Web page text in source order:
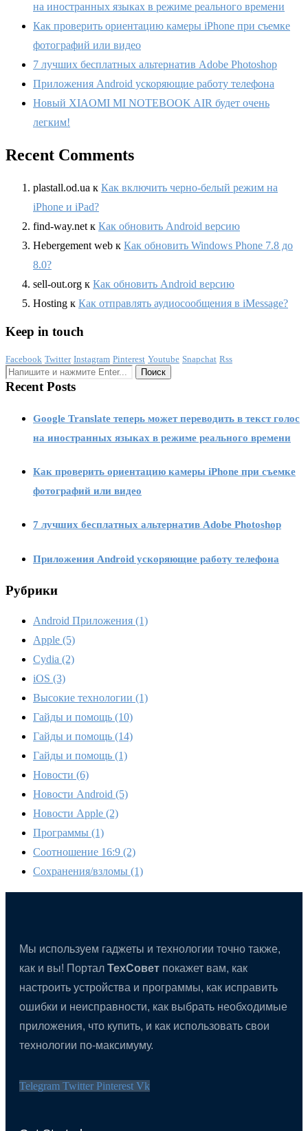
на иностранных языках в режиме реального времени
Как проверить ориентацию камеры iPhone при съемке
фотографий или видео
7 лучших бесплатных альтернатив Adobe Photoshop
Приложения Android ускоряющие работу телефона
Новый XIAOMI MI NOTEBOOK AIR будет очень
легким!
Recent Comments
plastall.od.ua к Как включить черно-белый режим на
iPhone и iPad?
find-way.net к Как обновить Android версию
Hebergement web к Как обновить Windows Phone 7.8 до
8.0?
sell-out.org к Как обновить Android версию
Hosting к Как отправлять аудиосообщения в iMessage?
Keep in touch
Facebook Twitter Instagram Pinterest Youtube Snapchat Rss
Recent Posts
Google Translate теперь может переводить в текст голос
на иностранных языках в режиме реального времени
Как проверить ориентацию камеры iPhone при съемке
фотографий или видео
7 лучших бесплатных альтернатив Adobe Photoshop
Приложения Android ускоряющие работу телефона
Рубрики
Android Приложения (1)
Apple (5)
Cydia (2)
iOS (3)
Высокие технологии (1)
Гайды и помощь (10)
Гайды и помощь (14)
Гайды и помощь (1)
Новости (6)
Новости Android (5)
Новости Apple (2)
Программы (1)
Соотношение 16:9 (2)
Сохранения/взломы (1)
Мы используем гаджеты и технологии точно также,
как и вы! Портал ТехСовет покажет вам, как
настроить устройства и программы, как исправить
ошибки и неисправности, как выбрать необходимые
приложения, что купить, и как использовать свои
технологии по-максимуму.
Telegram Twitter Pinterest Vk